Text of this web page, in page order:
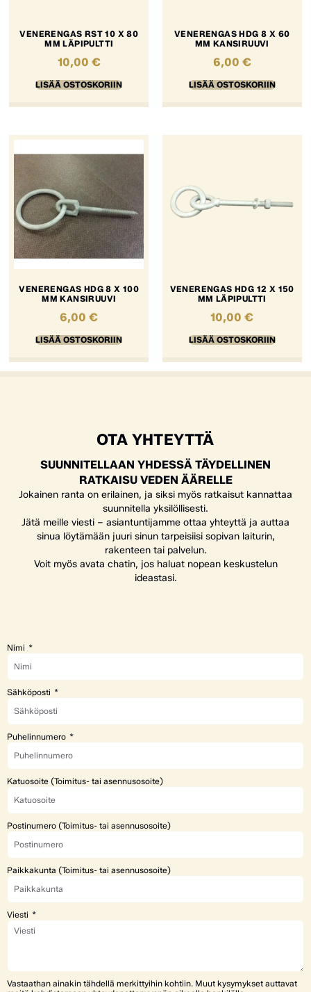
VENERENGAS RST 10 X 80
MM LÄPIPULTTI
10,00 €
LISÄÄ OSTOSKORIIN
VENERENGAS HDG 8 X 60
MM KANSIRUUVI
6,00 €
LISÄÄ OSTOSKORIIN
VENERENGAS HDG 8 X 100
MM KANSIRUUVI
6,00€
LISÄÄ OSTOSKORIIN
VENERENGAS HDG 12 X 150
MM LÄPIPULTTI
10,00€
LISÄÄ OSTOSKORIIN
OTA YHTEYTTÄ
SUUNNITELLAAN YHDESSÄ TÄYDELLINEN
RATKAISU VEDEN ÄÄRELLE
Jokainen ranta on erilainen, ja siksi myös ratkaisut kannattaa
suunnitella yksilöllisesti.
Jätä meille viesti – asiantuntijamme ottaa yhteyttä ja auttaa
sinua löytämään juuri sinun tarpeisiisi sopivan laiturin,
rakenteen tai palvelun.
Voit myös avata chatin, jos haluat nopean keskustelun
ideastasi.
Nimi
Sähköposti
Puhelinnumero
Katuosoite (Toimitus- tai asennusosoite)
Postinumero (Toimitus- tai asennusosoite)
Paikkakunta (Toimitus- tai asennusosoite)
Viesti
Vastaathan ainakin tähdellä merkittyihin kohtiin. Muut kysymykset auttavat